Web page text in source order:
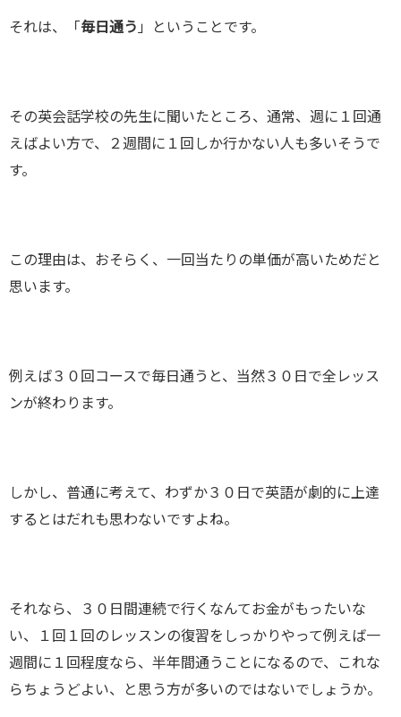
それは、「 毎日通う 」ということです。
その英会話学校の先生に聞いたところ、通常、週に１回通
えばよい方で、２週間に１回しか行かない人も多いそうで
す。
この理由は、おそらく、一回当たりの単価が高いためだと
思います。
例えば３０回コースで毎日通うと、当然３０日で全レッス
ンが終わります。
しかし、普通に考えて、わずか３０日で英語が劇的に上達
するとはだれも思わないですよね。
それなら、３０日間連続で行くなんてお金がもったいな
い、１回１回のレッスンの復習をしっかりやって例えば一
週間に１回程度なら、半年間通うことになるので、これな
らちょうどよい、と思う方が多いのではないでしょうか。